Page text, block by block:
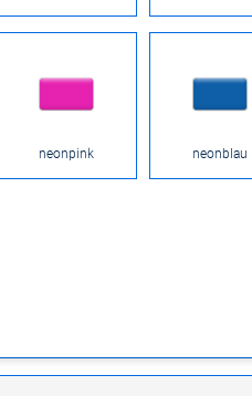
neonpink neonblau